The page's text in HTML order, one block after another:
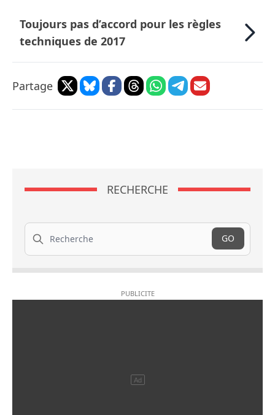
Toujours pas d’accord pour les règles
techniques de 2017
Partage
RECHERCHE
Recherche
GO